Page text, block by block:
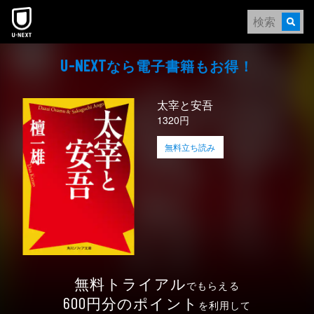
本文へスキップ
U-NEXTなら電⼦書籍もお得！
太宰と安吾
1320円
無料立ち読み
無料トライアルでもらえる
600円分のポイント を利用して